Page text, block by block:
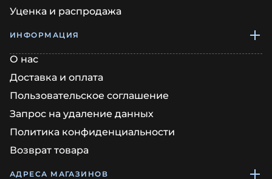
Уценка и распродажа
ИНФОРМАЦИЯ
О нас
Доставка и оплата
Пользовательское соглашение
Запрос на удаление данных
Политика конфиденциальности
Возврат товара
АДРЕСА МАГАЗИНОВ